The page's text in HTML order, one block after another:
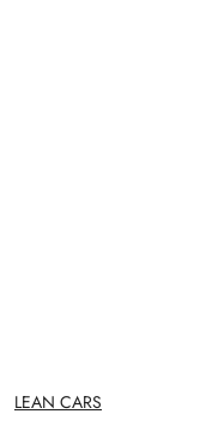
NAZWA
PRODUCENTA:
LEAN CARS